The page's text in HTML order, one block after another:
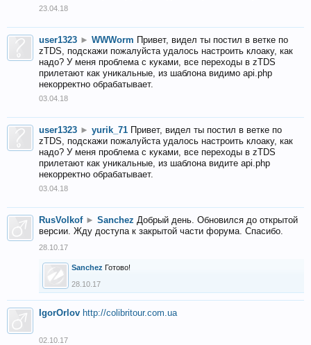
23.04.18
user1323 ► WWWorm Привет, видел ты постил в ветке по
zTDS, подскажи пожалуйста удалось настроить клоаку, как
надо? У меня проблема с куками, все переходы в zTDS
прилетают как уникальные, из шаблона видимо api.php
некорректно обрабатывает.
03.04.18
user1323 ► yurik_71 Привет, видел ты постил в ветке по
zTDS, подскажи пожалуйста удалось настроить клоаку, как
надо? У меня проблема с куками, все переходы в zTDS
прилетают как уникальные, из шаблона видите api.php
некорректно обрабатывает.
03.04.18
RusVolkof ► Sanchez Добрый день. Обновился до открытой
версии. Жду доступа к закрытой части форума. Спасибо.
28.10.17
Sanchez Готово!
28.10.17
IgorOrlov http://colibritour.com.ua
02.10.17